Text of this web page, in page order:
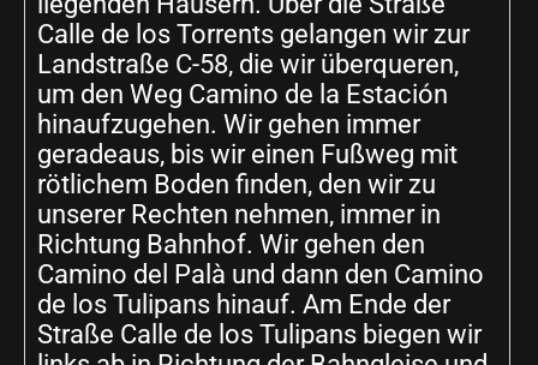
Calle de los Torrents gelangen wir zur
Landstraße C-58, die wir überqueren,
um den Weg Camino de la Estación
hinaufzugehen. Wir gehen immer
geradeaus, bis wir einen Fußweg mit
rötlichem Boden finden, den wir zu
unserer Rechten nehmen, immer in
Richtung Bahnhof. Wir gehen den
Camino del Palà und dann den Camino
de los Tulipans hinauf. Am Ende der
Straße Calle de los Tulipans biegen wir